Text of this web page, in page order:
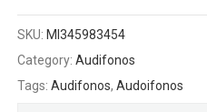
SKU: MI345983454
Category:Audifonos
Tags:Audifonos,Audoifonos